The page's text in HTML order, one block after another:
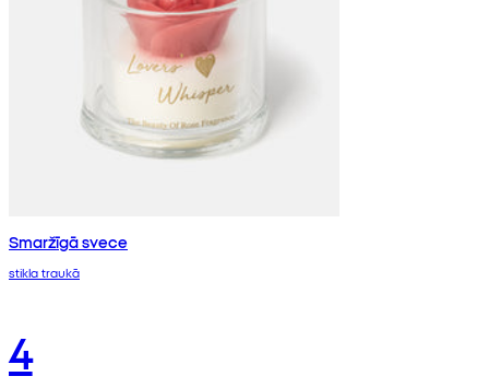
Smaržīgā svece
stikla traukā
4